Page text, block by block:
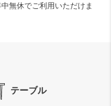
無休でご利用いただけま
テーブル